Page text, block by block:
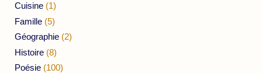
Cuisine (1)
Famille (5)
Géographie (2)
Histoire (8)
Poésie (100)